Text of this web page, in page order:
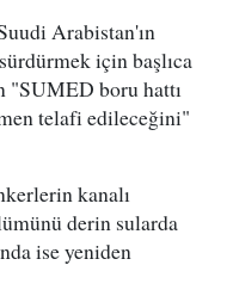
Arabistan'ın
için başlıca
"SUMED boru hattı
telafi edileceğini"
kanalı
derin sularda
ise yeniden